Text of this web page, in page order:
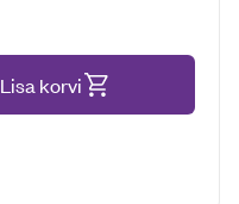
Lisa korvi